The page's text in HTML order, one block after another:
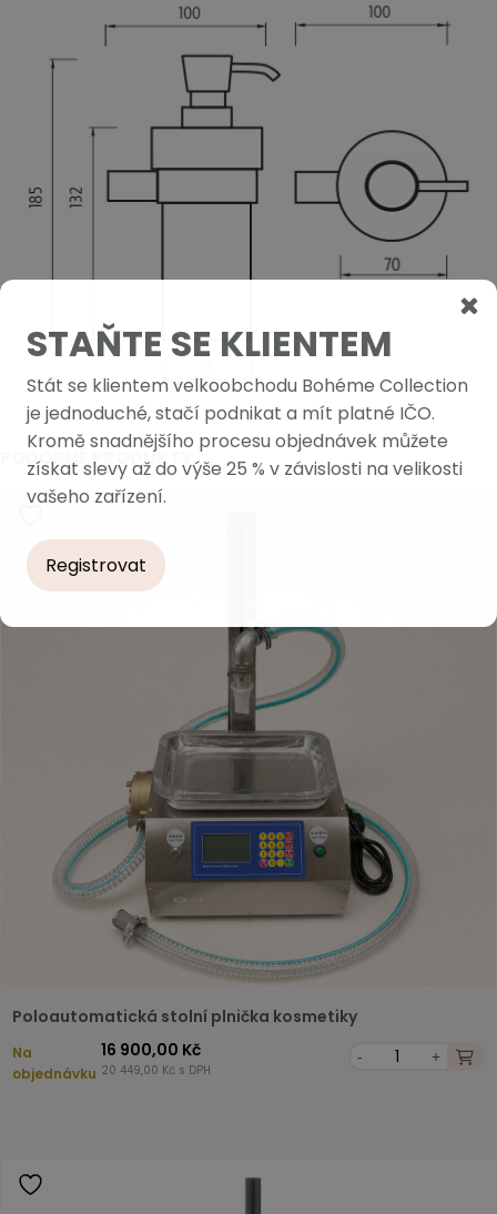
PODOBNÉ PRODUKTY
Poloautomatická stolní plnička kosmetiky
Na
objednávku
16 900,00 Kč
20 449,00 Kč s DPH
- +
STAŇTE SE KLIENTEM
Stát se klientem velkoobchodu Bohéme Collection
je jednoduché, stačí podnikat a mít platné IČO.
Kromě snadnějšího procesu objednávek můžete
získat slevy až do výše 25 % v závislosti na velikosti
vašeho zařízení.
Registrovat